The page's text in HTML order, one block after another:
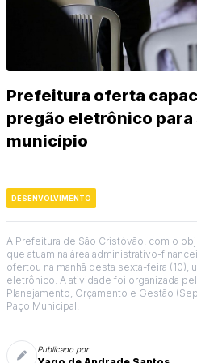
Prefeitura oferta
pregão eletrônico
município
DESENVOLVIMENTO
A Prefeitura de São Cristóvão, com o
que atuam na área administrativo-
ofertou na manhã desta sexta-feira (10),
eletrônico. A atividade foi organizada
Planejamento, Orçamento e Gestão
Paço Municipal.
Publicado por